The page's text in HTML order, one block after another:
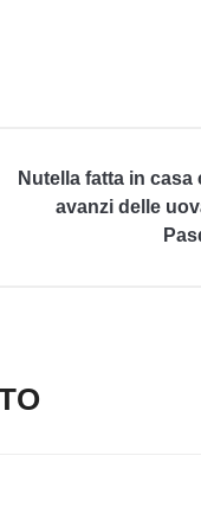
Nutella fatta in casa
avanzi delle